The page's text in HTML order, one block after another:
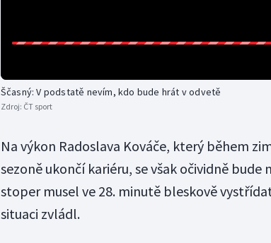
Ščasný: V podstatě nevím, kdo bude hrát v odvetě
Zdroj: ČT sport
Na výkon Radoslava Kováče, který během
sezoně ukončí kariéru, se však očividně
stoper musel ve 28. minutě bleskově
situaci zvládl.